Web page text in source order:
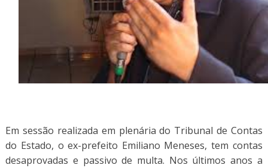
Em sessão realizada em plenária do Tribunal de Contas
do Estado, o ex-prefeito Emiliano Meneses, tem contas
desaprovadas e passivo de multa. Nos últimos anos a